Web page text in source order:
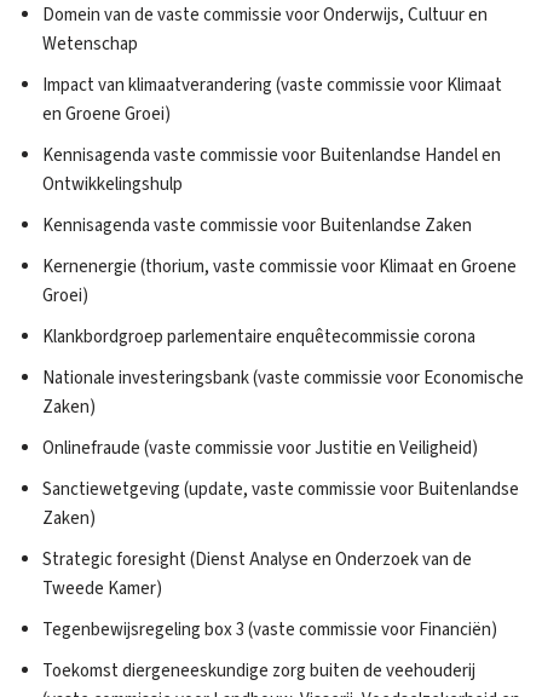
Domein van de vaste commissie voor Onderwijs, Cultuur en
Wetenschap
Impact van klimaatverandering (vaste commissie voor Klimaat
en Groene Groei)
Kennisagenda vaste commissie voor Buitenlandse Handel en
Ontwikkelingshulp
Kennisagenda vaste commissie voor Buitenlandse Zaken
Kernenergie (thorium, vaste commissie voor Klimaat en Groene
Groei)
Klankbordgroep parlementaire enquêtecommissie corona
Nationale investeringsbank (vaste commissie voor Economische
Zaken)
Onlinefraude (vaste commissie voor Justitie en Veiligheid)
Sanctiewetgeving (update, vaste commissie voor Buitenlandse
Zaken)
Strategic foresight (Dienst Analyse en Onderzoek van de
Tweede Kamer)
Tegenbewijsregeling box 3 (vaste commissie voor Financiën)
Toekomst diergeneeskundige zorg buiten de veehouderij